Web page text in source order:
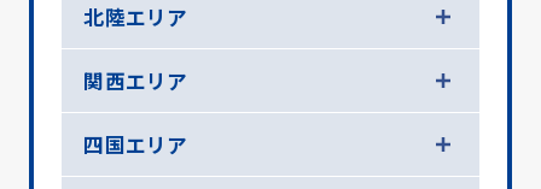
北陸エリア
関西エリア
四国エリア